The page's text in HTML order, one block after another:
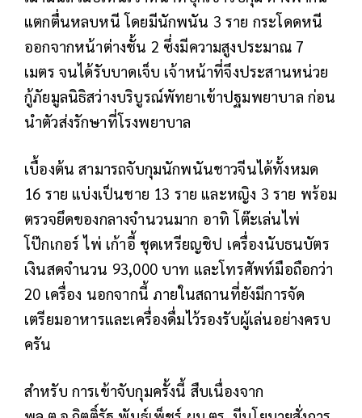
แตกตื่นหลบหนี โดยมีนักพนัน 3 ราย กระโดดหนี
ออกจากหน้าต่างชั้น 2 ซึ่งมีความสูงประมาณ 7
เมตร จนได้รับบาดเจ็บ เจ้าหน้าที่จึงประสานหน่วย
กู้ภัยมูลนิธิสว่างบริบูรณ์พัทยาเข้าปฐมพยาบาล ก่อน
นำตัวส่งรักษาที่โรงพยาบาล
เบื้องต้น สามารถจับกุมนักพนันชาวจีนได้ทั้งหมด
16 ราย แบ่งเป็นชาย 13 ราย และหญิง 3 ราย พร้อม
ตรวจยึดของกลางจำนวนมาก อาทิ โต๊ะเล่นไพ่
โป๊กเกอร์ ไพ่ เก้าอี้ ชุดเหรียญชิป เครื่องนับธนบัตร
เงินสดจำนวน 93,000 บาท และโทรศัพท์มือถือกว่า
20 เครื่อง นอกจากนี้ ภายในสถานที่ยังมีการจัด
เตรียมอาหารและเครื่องดื่มไว้รองรับผู้เล่นอย่างครบ
ครัน
สำหรับ การเข้าจับกุมครั้งนี้ สืบเนื่องจาก